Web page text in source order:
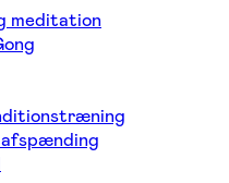
meditation